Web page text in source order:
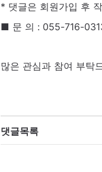
* 댓글은 회원가입 후
■ 문 의 : 055-716-
많은 관심과 참여 부탁
댓글목록